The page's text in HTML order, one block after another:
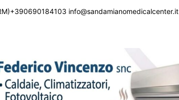
info@sandamianomedicalcenter.it